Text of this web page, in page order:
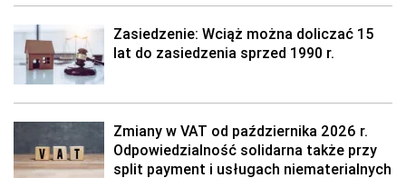
Zasiedzenie: Wciąż można doliczać 15
lat do zasiedzenia sprzed 1990 r.
Zmiany w VAT od października 2026 r.
Odpowiedzialność solidarna także przy
split payment i usługach niematerialnych